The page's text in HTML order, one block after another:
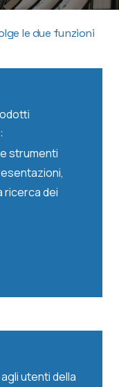
le due funzioni
strumenti
ricerca dei
utenti della